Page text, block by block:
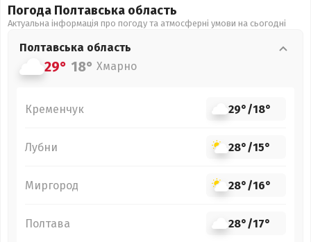
Погода Полтавська область
Актуальна інформація про погоду та атмосферні умови на сьогодні
Полтавська область
29° 18° Хмарно
Кременчук 29°/18°
Лубни 28°/15°
Миргород 28°/16°
Полтава 28°/17°